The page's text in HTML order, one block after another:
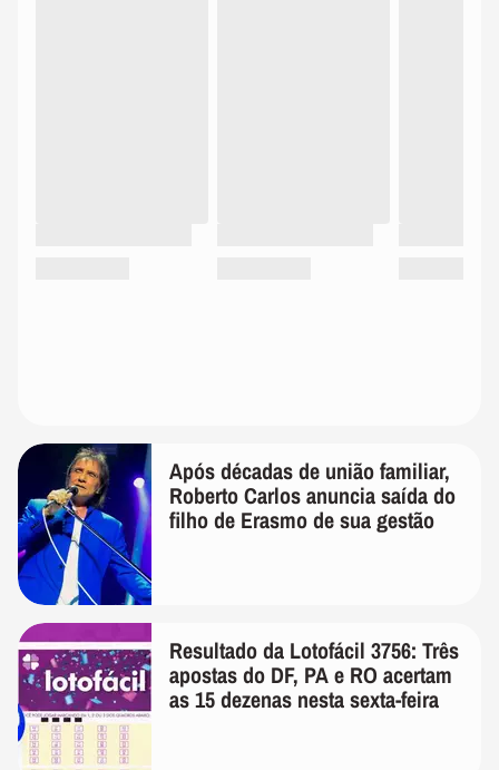
Após décadas de união familiar,
Roberto Carlos anuncia saída do
filho de Erasmo de sua gestão
Resultado da Lotofácil 3756: Três
apostas do DF, PA e RO acertam
as 15 dezenas nesta sexta-feira